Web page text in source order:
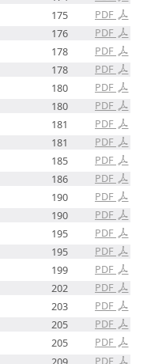
PDF
175
PDF
176
PDF
178
PDF
178
PDF
180
PDF
180
PDF
181
PDF
181
PDF
185
PDF
186
PDF
190
PDF
190
PDF
195
PDF
195
PDF
199
PDF
202
PDF
203
PDF
205
PDF
205
PDF